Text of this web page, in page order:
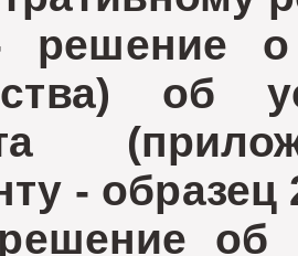
о
об
- образец
об